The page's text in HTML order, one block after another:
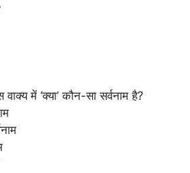
में ‘क्या’ कौन-सा सर्वनाम है?